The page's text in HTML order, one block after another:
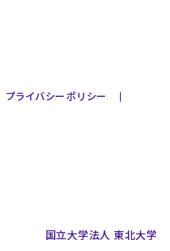
プライバシーポリシー
国立大学法人 東北大学